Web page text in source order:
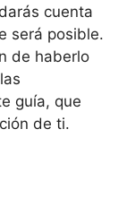
cuenta
será posible.
de haberlo
guía, que
de ti.